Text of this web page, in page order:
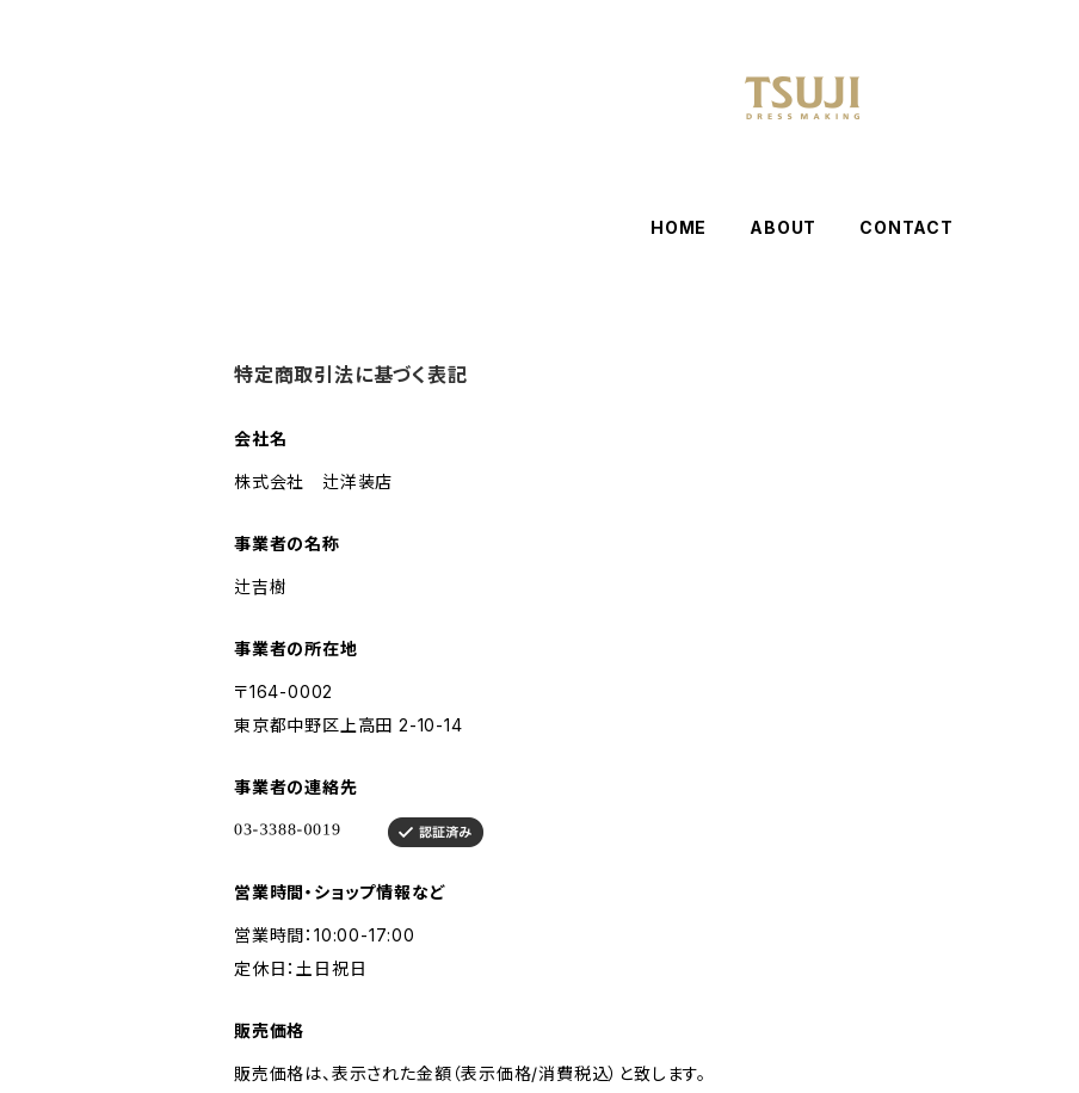
HOME ABOUT CONTACT
特定商取引法に基づく表記
会社名
株式会社 辻洋装店
事業者の名称
辻吉樹
事業者の所在地
〒164-0002
東京都中野区上高田 2-10-14
事業者の連絡先
営業時間・ショップ情報など
営業時間：10:00-17:00
定休日：土日祝日
販売価格
販売価格は、表示された金額（表示価格/消費税込）と致します。